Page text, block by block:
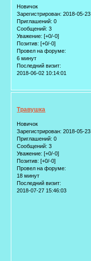
Новичок
Зарегистрирован: 2018-05-23
Приглашений: 0
Сообщений: 3
Уважение: [+0/-0]
Позитив: [+0/-0]
Провел на форуме:
6 минут
Последний визит:
2018-06-02 10:14:01
Травушка
Новичок
Зарегистрирован: 2018-05-23
Приглашений: 0
Сообщений: 3
Уважение: [+0/-0]
Позитив: [+0/-0]
Провел на форуме:
18 минут
Последний визит:
2018-07-27 15:46:03